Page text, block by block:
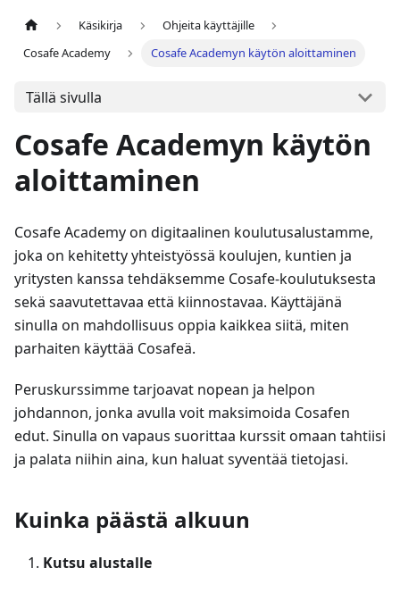
Käsikirja
Ohjeita käyttäjille
Cosafe Academy
Cosafe Academyn käytön aloittaminen
Tällä sivulla
Cosafe Academyn käytön
aloittaminen
Cosafe Academy on digitaalinen koulutusalustamme,
joka on kehitetty yhteistyössä koulujen, kuntien ja
yritysten kanssa tehdäksemme Cosafe-koulutuksesta
sekä saavutettavaa että kiinnostavaa. Käyttäjänä
sinulla on mahdollisuus oppia kaikkea siitä, miten
parhaiten käyttää Cosafeä.
Peruskurssimme tarjoavat nopean ja helpon
johdannon, jonka avulla voit maksimoida Cosafen
edut. Sinulla on vapaus suorittaa kurssit omaan tahtiisi
ja palata niihin aina, kun haluat syventää tietojasi.
Kuinka päästä alkuun
Kutsu alustalle